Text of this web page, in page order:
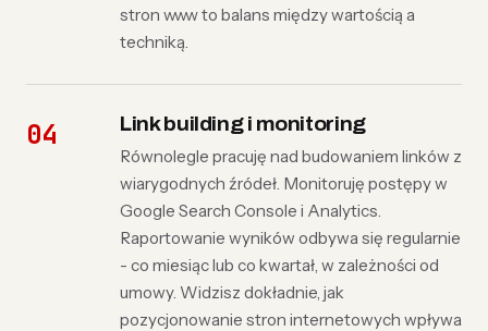
stron www to balans między wartością a
techniką.
Link building i monitoring
Równolegle pracuję nad budowaniem linków z
wiarygodnych źródeł. Monitoruję postępy w
Google Search Console i Analytics.
Raportowanie wyników odbywa się regularnie
- co miesiąc lub co kwartał, w zależności od
umowy. Widzisz dokładnie, jak
pozycjonowanie stron internetowych wpływa